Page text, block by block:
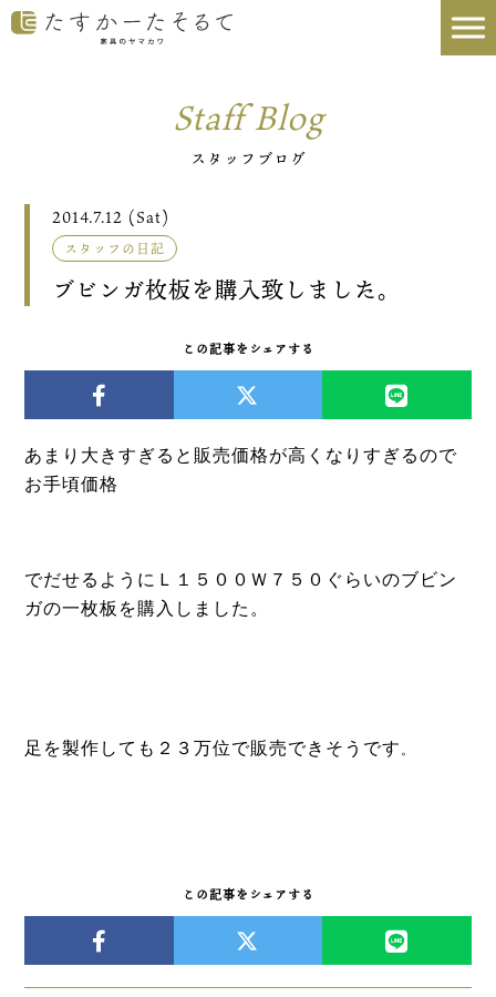
Staff Blog
スタッフブログ
2014.7.12 (Sat)
スタッフの日記
ブビンガ枚板を購入致しました。
この記事をシェアする
あまり大きすぎると販売価格が高くなりすぎるので
お手頃価格
でだせるようにＬ１５００Ｗ７５０ぐらいのブビン
ガの一枚板を購入しました。
足を製作しても２３万位で販売できそうです 。
この記事をシェアする